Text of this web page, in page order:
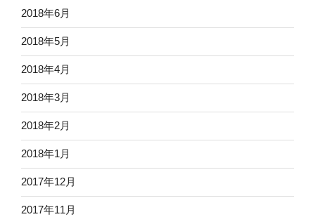
2018年6月
2018年5月
2018年4月
2018年3月
2018年2月
2018年1月
2017年12月
2017年11月